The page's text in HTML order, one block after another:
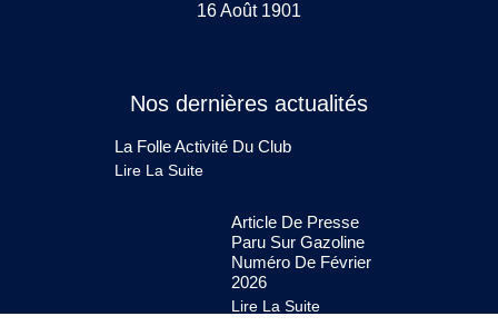
16 Août 1901
Nos dernières actualités
La Folle Activité Du Club
Lire La Suite
Article De Presse
Paru Sur Gazoline
Numéro De Février
2026
Lire La Suite